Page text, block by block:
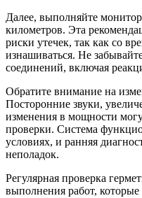
Далее, выполняйте
километров. Эта
риски утечек, так как со
изнашиваться. Не
соединений, включая
Обратите внимание на
Посторонние звуки,
изменения в мощности
проверки. Система
условиях, и ранняя
неполадок.
Регулярная проверка
выполнения работ,